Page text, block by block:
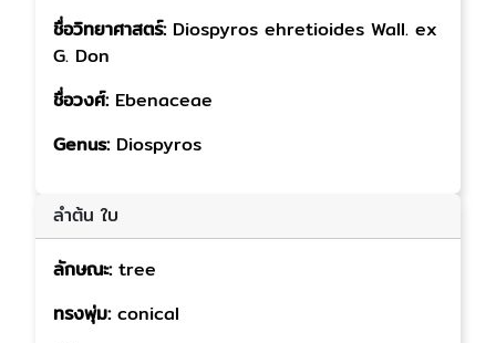
ชื่อวิทยาศาสตร์: Diospyros ehretioides Wall. ex
G. Don
ชื่อวงศ์: Ebenaceae
Genus: Diospyros
ลำต้น ใบ
ลักษณะ: tree
ทรงพุ่ม: conical